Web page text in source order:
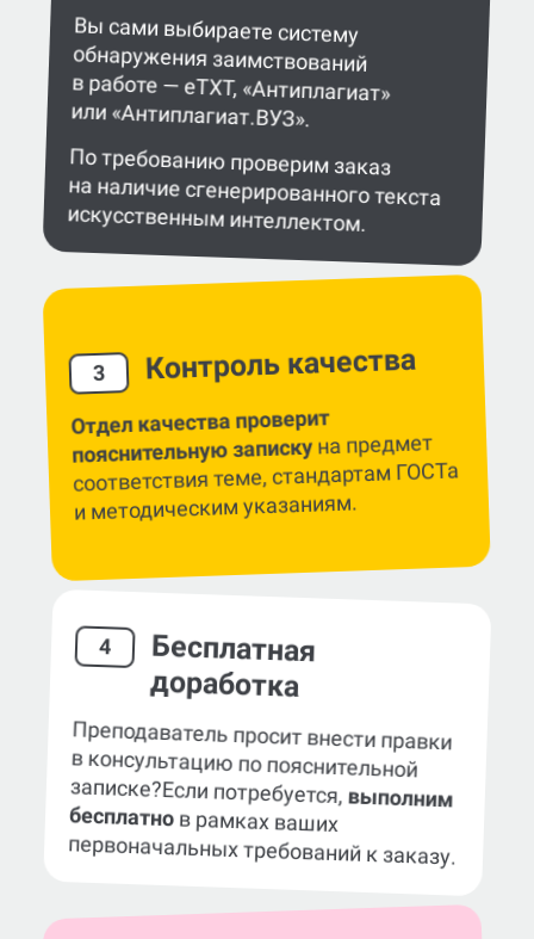
Вы сами выбираете систему
обнаружения заимствований
в работе — eTXT, «Антиплагиат»
или «Антиплагиат.ВУЗ».
По требованию проверим заказ
на наличие сгенерированного текста
искусственным интеллектом.
3 Контроль качества
Отдел качества проверит
пояснительную запискуна предмет
соответствия теме, стандартам ГОСТа
и методическим указаниям.
4 Бесплатная
доработка
Преподаватель просит внести правки
в консультацию по пояснительной
записке?Если потребуется,выполним
бесплатнов рамках ваших
первоначальных требований к заказу.